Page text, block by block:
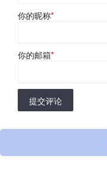
你的昵称*
你的邮箱*
提交评论